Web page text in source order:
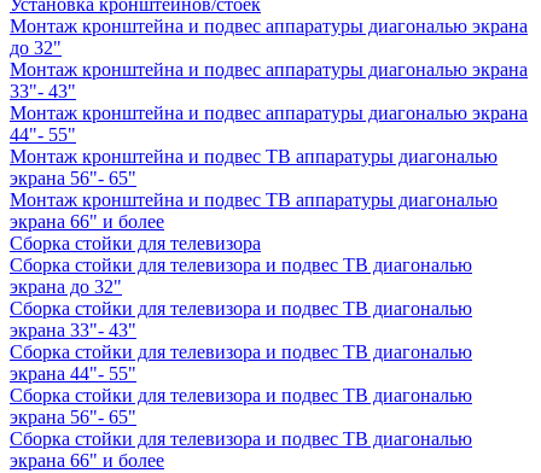
Установка кронштейнов/стоек
Монтаж кронштейна и подвес аппаратуры диагональю экрана
до 32"
Монтаж кронштейна и подвес аппаратуры диагональю экрана
33"- 43"
Монтаж кронштейна и подвес аппаратуры диагональю экрана
44"- 55"
Монтаж кронштейна и подвес ТВ аппаратуры диагональю
экрана 56"- 65"
Монтаж кронштейна и подвес ТВ аппаратуры диагональю
экрана 66" и более
Сборка стойки для телевизора
Сборка стойки для телевизора и подвес ТВ диагональю
экрана до 32"
Сборка стойки для телевизора и подвес ТВ диагональю
экрана 33"- 43"
Сборка стойки для телевизора и подвес ТВ диагональю
экрана 44"- 55"
Сборка стойки для телевизора и подвес ТВ диагональю
экрана 56"- 65"
Сборка стойки для телевизора и подвес ТВ диагональю
экрана 66" и более